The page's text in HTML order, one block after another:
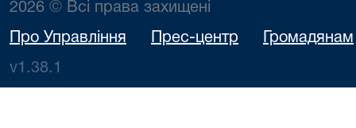
2026 © Всі права захищені
Про Управління Прес-центр Громадянам
v1.38.1